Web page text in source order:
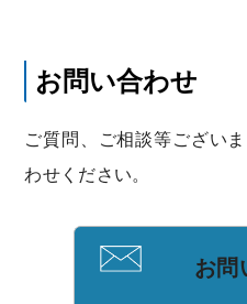
お問い合わせ
ご質問、ご相談等ござい
わせください。
お問